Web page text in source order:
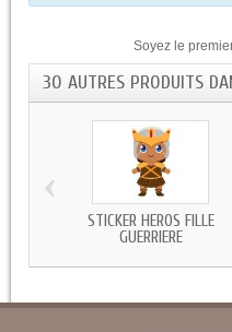
Soyez le
30 AUTRES PRODUITS
STICKER HÉROS FILLE
GUERRIERE
‹